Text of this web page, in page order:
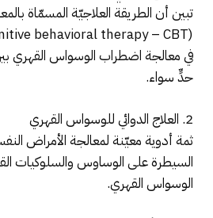
تبين أن الطريقة العلاجيّة المسمّاة
في معالجة اضطراب الوسواس القهري
حدٍّ سواء.
2. العلاج الدوائي للوسواس القهري
ثمة أدوية معيّنة لمعالجة الأمراض
السيطرة على الوساوس والسلوكيات
الوسواس القهري.